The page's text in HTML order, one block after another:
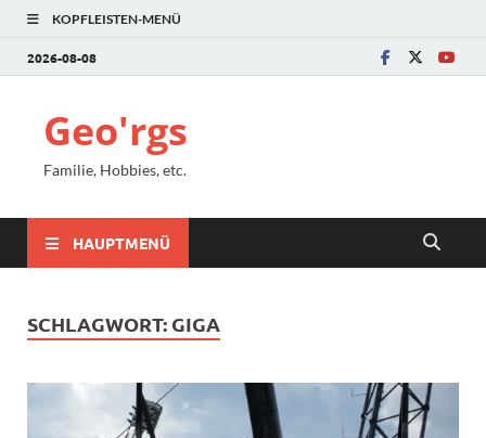
KOPFLEISTEN-MENÜ
2026-08-08
Geo'rgs
Familie, Hobbies, etc.
HAUPTMENÜ
SCHLAGWORT: GIGA